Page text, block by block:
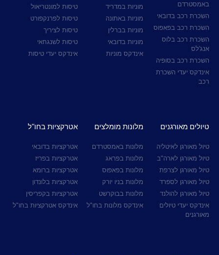
באמסטרדם
השכרת רכב בדובאי
השכרת רכב בפאפוס
השכרת רכב בלוס
אנג'לס
השכרת רכב בסופיה
אינדקס יעדי השכרת
רכב
מוניות במדריד
מוניות באתונה
מוניות בברלין
מוניות בדובאי
אינדקס מוניות
טיסות למונטריאול
טיסות לפרנקפורט
טיסות לציריך
טיסות לשנגחאי
אינדקס יעדי טיסות
טיולים מאורגנים
טיול מאורגן לאיטליה
טיול מאורגן לארה"ב
טיול מאורגן לצרפת
טיול מאורגן לספרד
טיול מאורגן להולנד
אינדקס יעדי טיולים
מאורגנים
מלונות מומלצים
מלונות באמסטרדם
מלונות בפראג
מלונות בפאפוס
מלונות בניו יורק
מלונות בבוקרשט
אינדקס מלונות בחו"ל
אטרקציות בחו"ל
אטרקציות בדובאי
אטרקציות בפריז
אטרקציות ברומא
אטרקציות בלונדון
אטרקציות בקפריסין
אינדקס אטרקציות בחו"ל